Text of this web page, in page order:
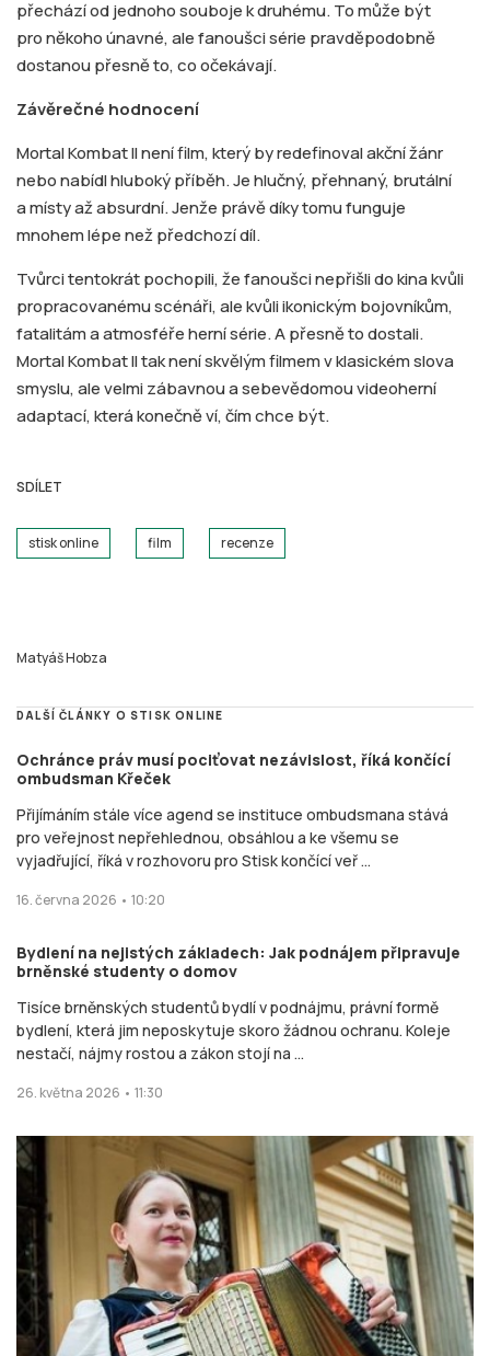
přechází od jednoho souboje k druhému. To může být
pro někoho únavné, ale fanoušci série pravděpodobně
dostanou přesně to, co očekávají.
Závěrečné hodnocení
Mortal Kombat II není film, který by redefinoval akční žánr
nebo nabídl hluboký příběh. Je hlučný, přehnaný, brutální
a místy až absurdní. Jenže právě díky tomu funguje
mnohem lépe než předchozí díl.
Tvůrci tentokrát pochopili, že fanoušci nepřišli do kina kvůli
propracovanému scénáři, ale kvůli ikonickým bojovníkům,
fatalitám a atmosféře herní série. A přesně to dostali.
Mortal Kombat II tak není skvělým filmem v klasickém slova
smyslu, ale velmi zábavnou a sebevědomou videoherní
adaptací, která konečně ví, čím chce být.
SDÍLET
stisk online film recenze
Matyáš Hobza
DALŠÍ ČLÁNKY O STISK ONLINE
Ochránce práv musí pociťovat nezávislost, říká končící
ombudsman Křeček
Přijímáním stále více agend se instituce ombudsmana stává
pro veřejnost nepřehlednou, obsáhlou a ke všemu se
vyjadřující, říká v rozhovoru pro Stisk končící veř ...
16. června 2026 • 10:20
Bydlení na nejistých základech: Jak podnájem připravuje
brněnské studenty o domov
Tisíce brněnských studentů bydlí v podnájmu, právní formě
bydlení, která jim neposkytuje skoro žádnou ochranu. Koleje
nestačí, nájmy rostou a zákon stojí na ...
26. května 2026 • 11:30